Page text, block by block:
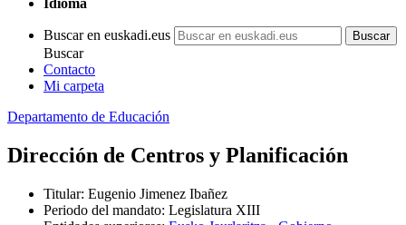
Idioma
Buscar en euskadi.eus
Buscar
Contacto
Mi carpeta
Departamento de Educación
Dirección de Centros y Planificación
Titular: Eugenio Jimenez Ibañez
Periodo del mandato: Legislatura XIII